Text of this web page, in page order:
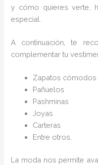
y cómo quieres verte,
especial.
A continuación, te
complementar tu
Zapatos cómodos
Pañuelos
Pashminas
Joyas
Carteras
Entre otros.
La moda nos permite